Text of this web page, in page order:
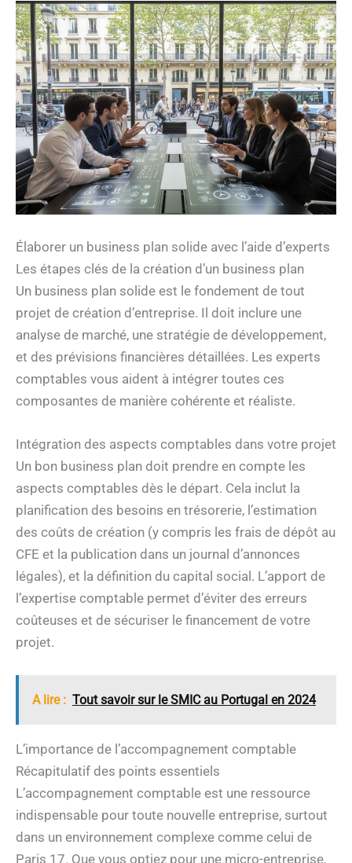
Élaborer un business plan solide avec l’aide d’experts
Les étapes clés de la création d’un business plan
Un business plan solide est le fondement de tout
projet de création d’entreprise. Il doit inclure une
analyse de marché, une stratégie de développement,
et des prévisions financières détaillées. Les experts
comptables vous aident à intégrer toutes ces
composantes de manière cohérente et réaliste.
Intégration des aspects comptables dans votre projet
Un bon business plan doit prendre en compte les
aspects comptables dès le départ. Cela inclut la
planification des besoins en trésorerie, l’estimation
des coûts de création (y compris les frais de dépôt au
CFE et la publication dans un journal d’annonces
légales), et la définition du capital social. L’apport de
l’expertise comptable permet d’éviter des erreurs
coûteuses et de sécuriser le financement de votre
projet.
A lire : Tout savoir sur le SMIC au Portugal en 2024
L’importance de l’accompagnement comptable
Récapitulatif des points essentiels
L’accompagnement comptable est une ressource
indispensable pour toute nouvelle entreprise, surtout
dans un environnement complexe comme celui de
Paris 17. Que vous optiez pour une micro-entreprise,